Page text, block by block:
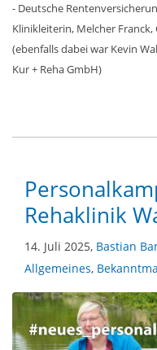
- Deutsche
Klinikleiterin, Melcher Franck,
(ebenfalls dabei war Kevin
Kur + Reha GmbH)
Rehaklinik
14. Juli 2025, Bastian
Allgemeines,